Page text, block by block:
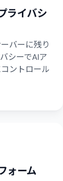
ライバシ
バーに残り
シーでAIア
ントロール
ォーム